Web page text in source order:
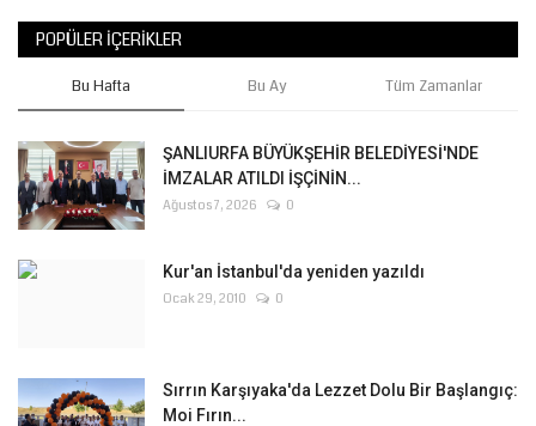
POPÜLER İÇERIKLER
Bu Hafta Bu Ay Tüm Zamanlar
ŞANLIURFA BÜYÜKŞEHİR BELEDİYESİ'NDE
İMZALAR ATILDI İŞÇİNİN...
Ağustos 7, 2026 0
Kur'an İstanbul'da yeniden yazıldı
Ocak 29, 2010 0
Sırrın Karşıyaka'da Lezzet Dolu Bir Başlangıç:
Moi Fırın...